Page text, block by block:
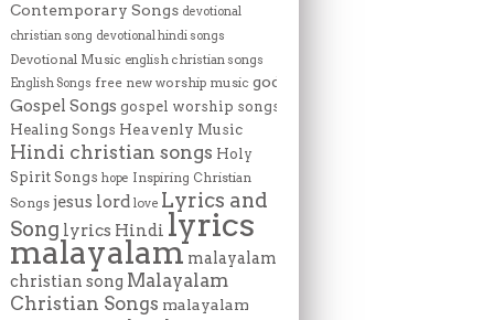
Contemporary Songs devotional
christian song devotional hindi songs
Devotional Music english christian songs
English Songs free new worship music god
Gospel Songs gospel worship songs
Healing Songs Heavenly Music
Hindi christian songs Holy
Spirit Songs hope Inspiring Christian
Songs jesus lord love Lyrics and
Song lyrics Hindi lyrics
malayalam malayalam
christian song Malayalam
Christian Songs malayalam